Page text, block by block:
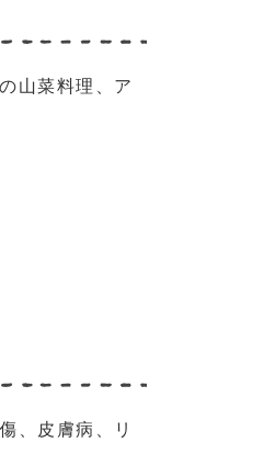
山菜料理、ア
、皮膚病、リ